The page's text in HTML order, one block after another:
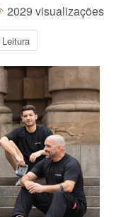
2029 visualizações